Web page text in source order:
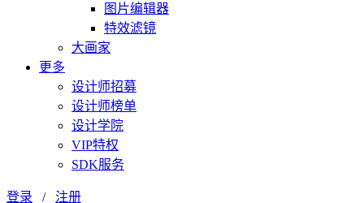
图片编辑器
特效滤镜
大画家
更多
设计师招募
设计师榜单
设计学院
VIP特权
SDK服务
登录 / 注册